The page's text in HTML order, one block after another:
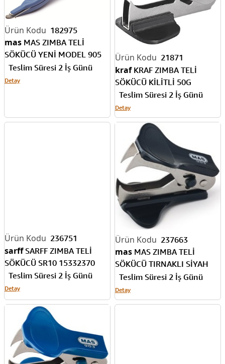
182975
mas MAS ZIMBA TELİ
SÖKÜCÜ YENİ MODEL 905
MAVİ
Teslim Süresi 2 İş Günü
Detay
21871
kraf KRAF ZIMBA TELİ
SÖKÜCÜ KİLİTLİ 50G
Teslim Süresi 2 İş Günü
Detay
236751
sarff SARFF ZIMBA TELİ
SÖKÜCÜ SR10 15332370
Teslim Süresi 2 İş Günü
Detay
237663
mas MAS ZIMBA TELİ
SÖKÜCÜ TIRNAKLI SİYAH
903
Teslim Süresi 2 İş Günü
Detay